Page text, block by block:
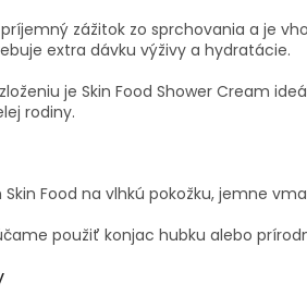
zážitok zo sprchovania a je
extra dávku výživy a hydratácie.
je Skin Food Shower Cream
rodiny.
Food na vlhkú pokožku, jemne
použiť konjac hubku alebo